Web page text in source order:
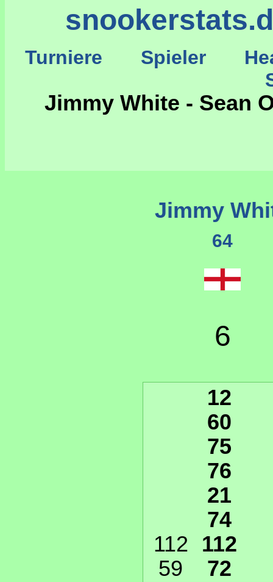
Turniere Spieler
Jimmy White - Sean
Jimmy
64
6
12
60
75
76
21
74
112
112
59
72